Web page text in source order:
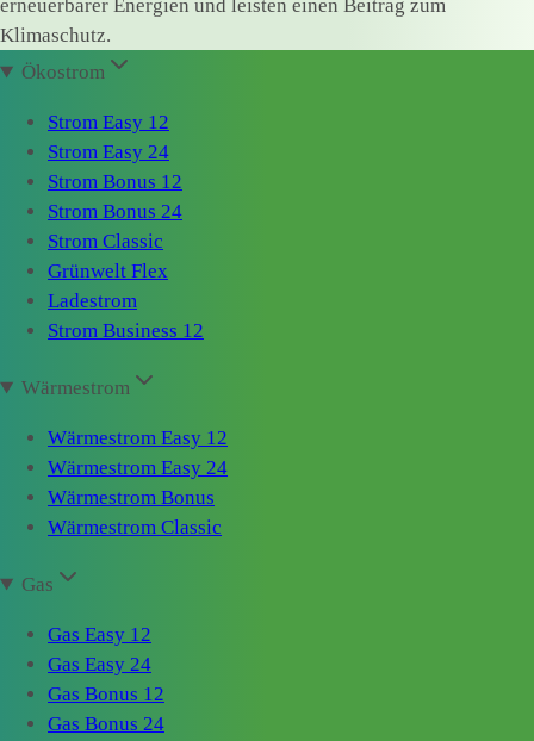
erneuerbarer Energien und leisten einen Beitrag zum
Klimaschutz.
Ökostrom
Strom Easy 12
Strom Easy 24
Strom Bonus 12
Strom Bonus 24
Strom Classic
Grünwelt Flex
Ladestrom
Strom Business 12
Wärmestrom
Wärmestrom Easy 12
Wärmestrom Easy 24
Wärmestrom Bonus
Wärmestrom Classic
Gas
Gas Easy 12
Gas Easy 24
Gas Bonus 12
Gas Bonus 24